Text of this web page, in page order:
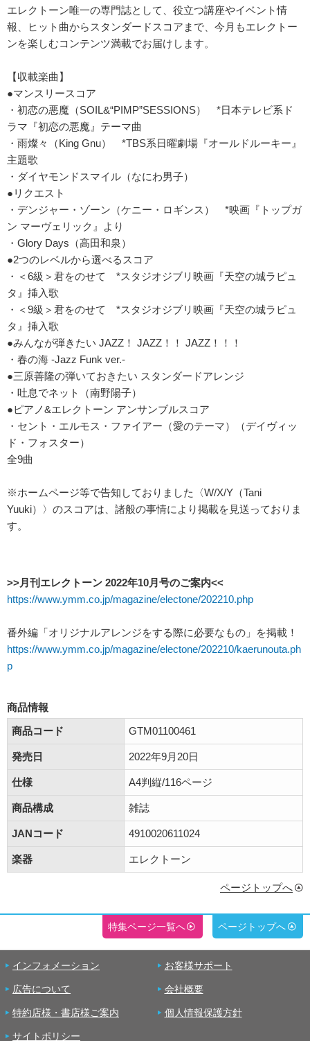
エレクトーン唯一の専門誌として、役立つ講座やイベント情
報、ヒット曲からスタンダードスコアまで、今月もエレクトー
ンを楽しむコンテンツ満載でお届けします。
【収載楽曲】
●マンスリースコア
・初恋の悪魔（SOIL&“PIMP”SESSIONS） *日本テレビ系ド
ラマ『初恋の悪魔』テーマ曲
・雨燦々（King Gnu） *TBS系日曜劇場『オールドルーキー』
主題歌
・ダイヤモンドスマイル（なにわ男子）
●リクエスト
・デンジャー・ゾーン（ケニー・ロギンス） *映画『トップガ
ン マーヴェリック』より
・Glory Days（高田和泉）
●2つのレベルから選べるスコア
・＜6級＞君をのせて *スタジオジブリ映画『天空の城ラピュ
タ』挿入歌
・＜9級＞君をのせて *スタジオジブリ映画『天空の城ラピュ
タ』挿入歌
●みんなが弾きたい JAZZ！ JAZZ！！ JAZZ！！！
・春の海 -Jazz Funk ver.-
●三原善隆の弾いておきたい スタンダードアレンジ
・吐息でネット（南野陽子）
●ピアノ&エレクトーン アンサンブルスコア
・セント・エルモス・ファイアー（愛のテーマ）（デイヴィッ
ド・フォスター）
全9曲
※ホームページ等で告知しておりました〈W/X/Y（Tani
Yuuki）〉のスコアは、諸般の事情により掲載を見送っておりま
す。
>>月刊エレクトーン 2022年10月号のご案内<<
https://www.ymm.co.jp/magazine/electone/202210.php
番外編「オリジナルアレンジをする際に必要なもの」を掲載！
https://www.ymm.co.jp/magazine/electone/202210/kaerunouta.ph
p
商品情報
商品コード
GTM01100461
発売日 2022年9月20日
仕様 A4判縦/116ページ
商品構成 雑誌
JANコード 4910020611024
楽器 エレクトーン
ページトップへ
特集ページ一覧へ ページトップへ
インフォメーション お客様サポート
広告について 会社概要
特約店様・書店様ご案内 個人情報保護方針
サイトポリシー